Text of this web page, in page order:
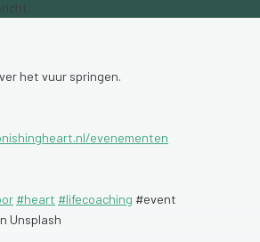
het vuur springen.
evenementen
#heart #lifecoaching #event
Unsplash